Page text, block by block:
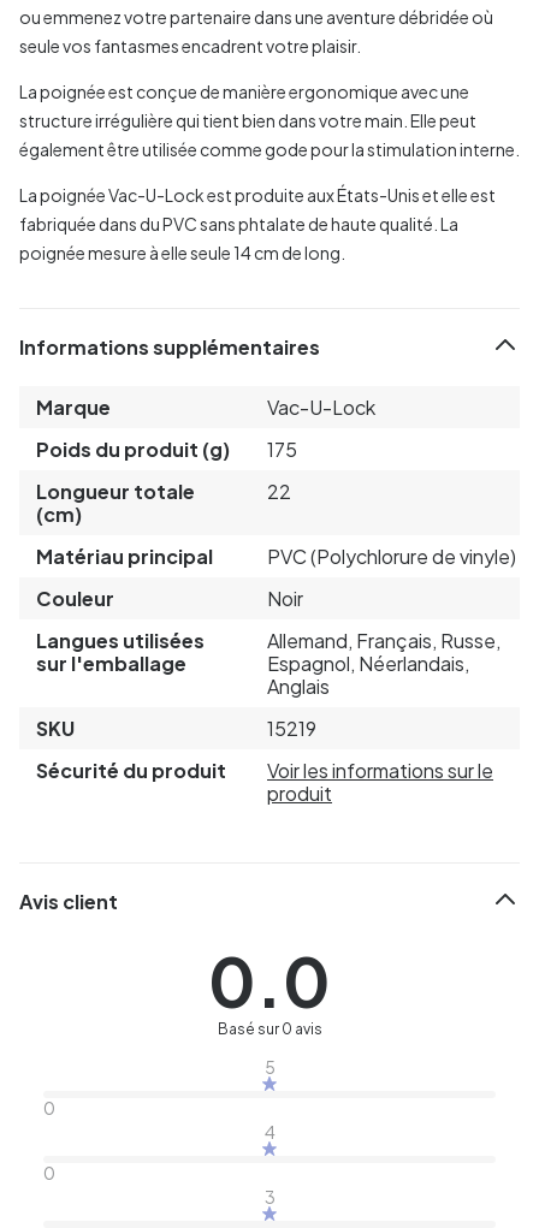
ou emmenez votre partenaire dans une aventure débridée où
seule vos fantasmes encadrent votre plaisir.
La poignée est conçue de manière ergonomique avec une
structure irrégulière qui tient bien dans votre main. Elle peut
également être utilisée comme gode pour la stimulation interne.
La poignée Vac-U-Lock est produite aux États-Unis et elle est
fabriquée dans du PVC sans phtalate de haute qualité. La
poignée mesure à elle seule 14 cm de long.
Informations supplémentaires
Marque
Vac-U-Lock
Poids du produit (g)
175
Longueur totale
(cm)
22
Matériau principal
PVC (Polychlorure de vinyle)
Couleur
Noir
Langues utilisées
sur l'emballage
Allemand, Français, Russe,
Espagnol, Néerlandais,
Anglais
SKU
15219
Sécurité du produit
Voir les informations sur le
produit
Avis client
0.0
Basé sur 0 avis
5
0
4
0
3